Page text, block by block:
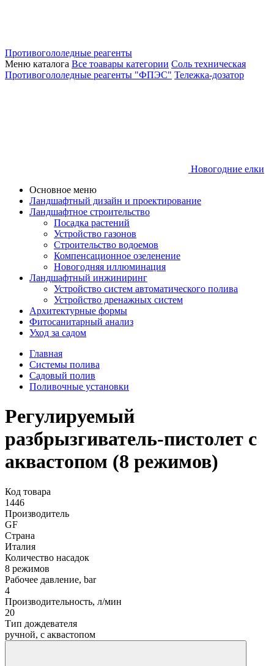
Противогололедные реагенты
Меню каталога Все тоавары категории Соль техническая
Противогололедные реагенты "ФПЭС" Тележка-дозатор
Новогодние елки
Основное меню
Ландшафтный дизайн и проектирование
Ландшафтное строительство
Посадка растений
Устройство газонов
Строительство водоемов
Компенсационное озеленение
Новогодняя иллюминация
Ландшафтный инжиниринг
Устройство систем автоматического полива
Устройство дренажных систем
Aрхитектурные формы
Фитосанитарный анализ
Уход за садом
Главная
Системы полива
Садовый полив
Поливочные установки
Регулируемый
разбрызгиватель-пистолет с
аквастопом (8 режимов)
Код товара
1446
Производитель
GF
Страна
Италия
Количество насадок
8 режимов
Рабочее давление, bar
4
Производительность, л/мин
20
Тип дождевателя
ручной, с аквастопом